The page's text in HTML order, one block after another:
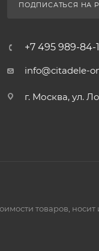
ПОДПИСАТЬСЯ НА
+7 495 989-84-
info@citadele-
г. Москва, ул.
товаров,